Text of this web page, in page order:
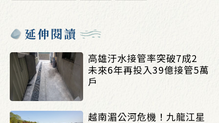
延伸閱讀
高雄汙水接管率突破7成2
未來6年再投入39億接管5萬
戶
越南湄公河危機！九龍江星